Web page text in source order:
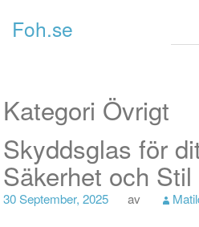
Foh.se
Kategori Övrigt
Skyddsglas för
Säkerhet och Stil
30 September, 2025 av